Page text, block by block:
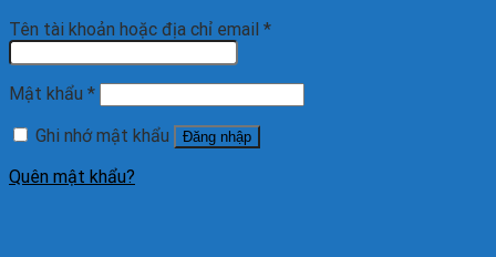
Tên tài khoản hoặc địa chỉ email *
Mật khẩu *
Ghi nhớ mật khẩu
Đăng nhập
Quên mật khẩu?